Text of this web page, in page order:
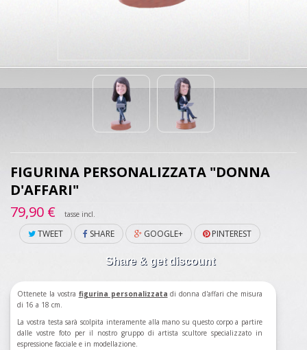
FIGURINA PERSONALIZZATA "DONNA
D'AFFARI"
79,90 €
tasse incl.
TWEET SHARE GOOGLE+ PINTEREST
Share & get discount
Ottenete la vostra figurina personalizzata didonna d'affari che misura
di 16 a 18 cm.
La vostra testa sarà scolpita interamente alla mano su questo corpo a partire
dalle vostre foto per il nostro gruppo di artista scultore specializzato in
espressione facciale e in modellazione.